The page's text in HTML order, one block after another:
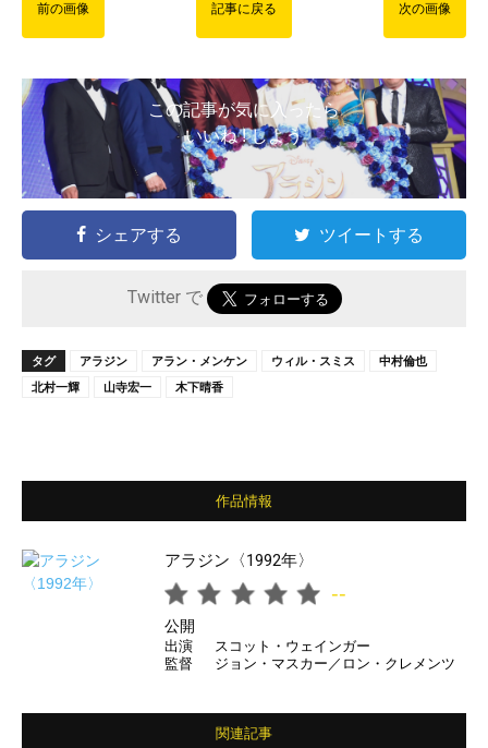
前の画像 記事に戻る 次の画像
この記事が気に入ったら
いいね ! しよう
シェアする ツイートする
Twitter で
タグ アラジン アラン・メンケン ウィル・スミス
中村倫也
北村一輝
山寺宏一 木下晴香
作品情報
アラジン〈1992年〉
--
公開
出演
スコット・ウェインガー
監督
ジョン・マスカー／ロン・クレメンツ
関連記事